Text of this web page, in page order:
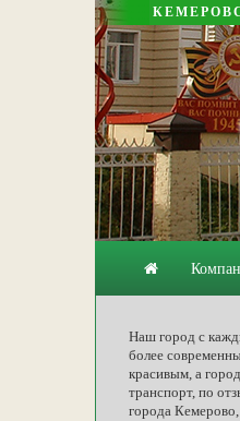
Наш город с
более
красивым, а
транспорт, по
города Кемерово,